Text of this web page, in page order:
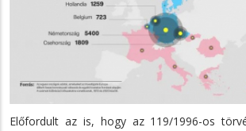
Előfordult az is, hogy az 119/1996-os